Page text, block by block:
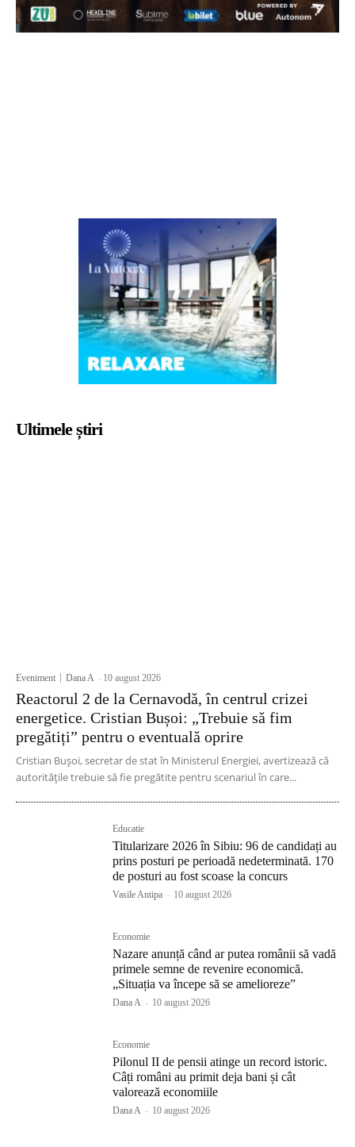
Ultimele știri
Eveniment Dana A - 10 august 2026
Reactorul 2 de la Cernavodă, în centrul crizei
energetice. Cristian Bușoi: „Trebuie să fim
pregătiți” pentru o eventuală oprire
Cristian Bușoi, secretar de stat în Ministerul Energiei, avertizează că
autoritățile trebuie să fie pregătite pentru scenariul în care...
Educatie
Titularizare 2026 în Sibiu: 96 de candidați au
prins posturi pe perioadă nedeterminată. 170
de posturi au fost scoase la concurs
Vasile Antipa - 10 august 2026
Economie
Nazare anunță când ar putea românii să vadă
primele semne de revenire economică.
„Situația va începe să se amelioreze”
Dana A - 10 august 2026
Economie
Pilonul II de pensii atinge un record istoric.
Câți români au primit deja bani și cât
valorează economiile
Dana A - 10 august 2026